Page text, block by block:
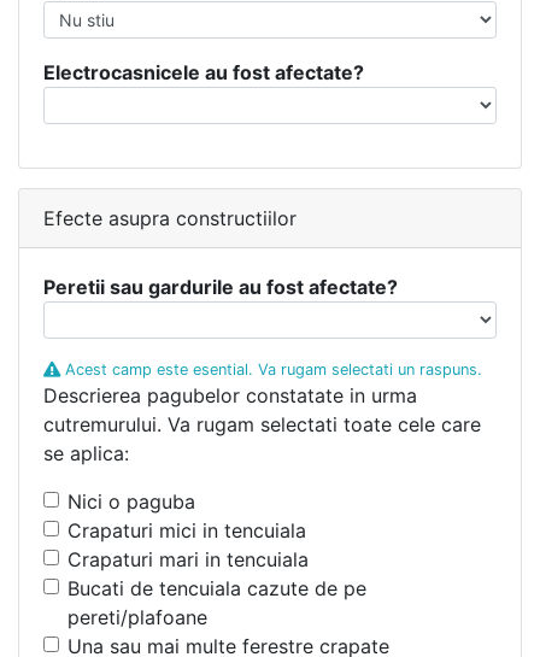
Electrocasnicele au fost afectate?
Efecte asupra constructiilor
Peretii sau gardurile au fost afectate?
Acest camp este esential. Va rugam selectati un raspuns.
Descrierea pagubelor constatate in urma
cutremurului. Va rugam selectati toate cele care
se aplica:
Nici o paguba
Crapaturi mici in tencuiala
Crapaturi mari in tencuiala
Bucati de tencuiala cazute de pe
pereti/plafoane
Una sau mai multe ferestre crapate